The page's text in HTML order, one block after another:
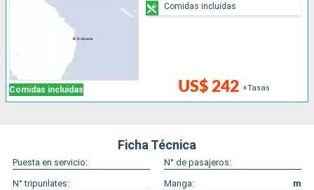
Comidas incluidas US$ 242 +Tasas
Comidas incluidas
Ficha Técnica
Puesta en servicio:
N° de pasajeros:
N° tripunlates:
Manga:
m